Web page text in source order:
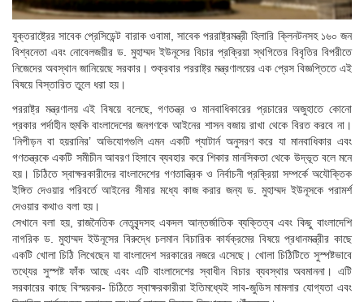
যুক্তরাষ্ট্রের সাবেক প্রেসিডেন্ট বারাক ওবামা, সাবেক পররাষ্ট্রমন্ত্রী হিলারি ক্লিনটনসহ ১৬০ জন
বিশ্বনেতা এবং নোবেলজয়ীর ড. মুহাম্মদ ইউনূসের বিচার প্রক্রিয়া স্থগিতের বিবৃতির বিপরীতে
নিজেদের অবস্থান জানিয়েছে সরকার। শুক্রবার পররাষ্ট্র মন্ত্রণালয়ের এক প্রেস বিজ্ঞপ্তিতে এই
বিষয়ে বিস্তারিত তুলে ধরা হয়।
পররাষ্ট্র মন্ত্রণালয় এই বিষয়ে বলেছে, গণতন্ত্র ও মানবাধিকারের প্রচারের অজুহাতে কোনো
প্রকার পর্দাহীন হুমকি বাংলাদেশের জনগণকে আইনের শাসন বজায় রাখা থেকে বিরত করবে না।
‘নিপীড়ন বা হয়রানির’ অভিযোগগুলি এমন একটি প্যাটার্ন অনুসরণ করে যা মানবাধিকার এবং
গণতন্ত্রকে একটি সমীচীন আবরণ হিসাবে ব্যবহার করে শিকার মানসিকতা থেকে উদ্ভূত বলে মনে
হয়। চিঠিতে স্বাক্ষরকারীদের বাংলাদেশের গণতান্ত্রিক ও নির্বাচনী প্রক্রিয়া সম্পর্কে অযৌক্তিক
ইঙ্গিত দেওয়ার পরিবর্তে আইনের সীমার মধ্যে কাজ করার জন্য ড. মুহাম্মদ ইউনূসকে পরামর্শ
দেওয়ার কথাও বলা হয়।
সেখানে বলা হয়, রাজনৈতিক নেতৃবৃন্দসহ একদল আন্তর্জাতিক ব্যক্তিত্ব এবং কিছু বাংলাদেশি
নাগরিক ড. মুহাম্মদ ইউনূসের বিরুদ্ধে চলমান বিচারিক কার্যক্রমের বিষয়ে প্রধানমন্ত্রীর কাছে
একটি খোলা চিঠি লিখেছেন যা বাংলাদেশ সরকারের নজরে এসেছে। খোলা চিঠিটিতে সুস্পষ্টভাবে
তথ্যের সুস্পষ্ট ফাঁক আছে এবং এটি বাংলাদেশের স্বাধীন বিচার ব্যবস্থার অবমাননা। এটি
সরকারের কাছে বিস্ময়কর- চিঠিতে স্বাক্ষরকারীরা ইতিমধ্যেই সাব-জুডিস মামলার যোগ্যতা এবং